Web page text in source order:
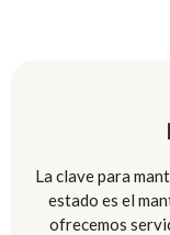
La clave para
estado es el
ofrecemos